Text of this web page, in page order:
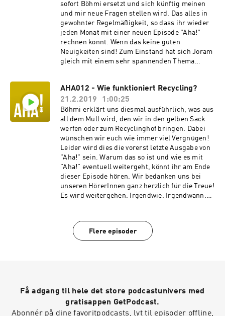
sofort Böhmi ersetzt und sich künftig meinen
und mir neue Fragen stellen wird. Das alles in
gewohnter Regelmäßigkeit, so dass ihr wieder
jeden Monat mit einer neuen Episode "Aha!"
rechnen könnt. Wenn das keine guten
Neuigkeiten sind! Zum Einstand hat sich Joram
gleich mit einem sehr spannenden Thema
wir euch wie immer viel Vergnügen!
AHA012 - Wie funktioniert Recycling?
21.2.2019
1:00:25
Böhmi erklärt uns diesmal ausführlich, was aus
all dem Müll wird, den wir in den gelben Sack
werfen oder zum Recyclinghof bringen. Dabei
wünschen wir euch wie immer viel Vergnügen!
Leider wird dies die vorerst letzte Ausgabe von
"Aha!" sein. Warum das so ist und wie es mit
"Aha!" eventuell weitergeht, könnt ihr am Ende
dieser Episode hören. Wir bedanken uns bei
unseren HörerInnen ganz herzlich für die Treue!
Es wird weitergehen. Irgendwie. Irgendwann.
Schwesterpodcasts auf exclamatio.de hören.
Macht’s gut, und danke für den Fisch.
Flere episoder
Få adgang til hele det store podcastunivers med
gratisappen GetPodcast.
Abonnér på dine favoritpodcasts, lyt til episoder offline,